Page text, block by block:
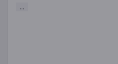
...